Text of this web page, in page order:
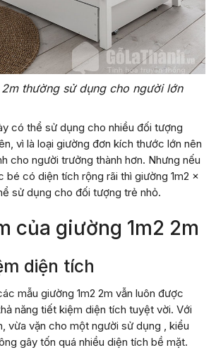
2m thường sử dụng cho người lớn
có thể sử dụng cho nhiều đối tượng
vì là loại giường đơn kích thước lớn nên
cho người trưởng thành hơn. Nhưng nếu
bé có diện tích rộng rãi thì giường 1m2 x
sử dụng cho đối tượng trẻ nhỏ.
của giường 1m2 2m
diện tích
mẫu giường 1m2 2m vẫn luôn được
năng tiết kiệm diện tích tuyệt vời. Với
vừa vặn cho một người sử dụng , kiểu
gây tốn quá nhiều diện tích bề mặt.